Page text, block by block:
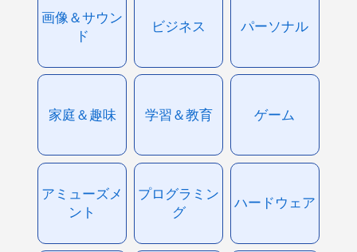
画像＆サウン
ド
ビジネス パーソナル
家庭＆趣味 学習＆教育 ゲーム
アミューズメ
ント
プログラミン
グ
ハードウェア